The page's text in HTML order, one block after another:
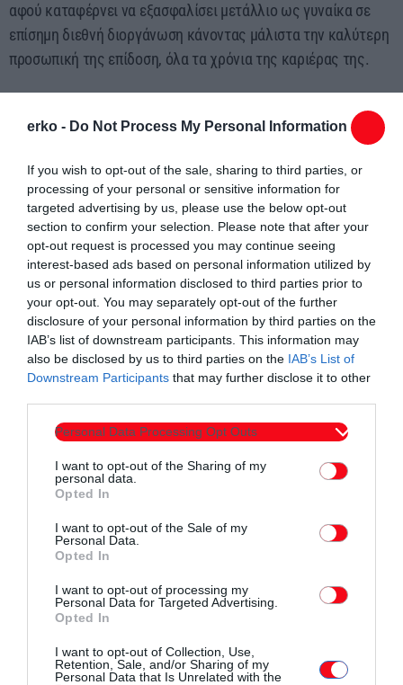
erko - Do Not Process My Personal Information
If you wish to opt-out of the sale, sharing to third parties, or
processing of your personal or sensitive information for
targeted advertising by us, please use the below opt-out
section to confirm your selection. Please note that after your
opt-out request is processed you may continue seeing
interest-based ads based on personal information utilized by
us or personal information disclosed to third parties prior to
your opt-out. You may separately opt-out of the further
disclosure of your personal information by third parties on the
IAB’s list of downstream participants. This information may
also be disclosed by us to third parties on the IAB’s List of
Downstream Participants that may further disclose it to other
Personal Data Processing Opt Outs
I want to opt-out of the Sharing of my
personal data.
Opted In
I want to opt-out of the Sale of my
Personal Data.
Opted In
I want to opt-out of processing my
Personal Data for Targeted Advertising.
Opted In
I want to opt-out of Collection, Use,
Retention, Sale, and/or Sharing of my
Personal Data that Is Unrelated with the
αφού καταφέρνει να εξασφαλίσει μετάλλιο ως γυναίκα σε
επίσημη διεθνή διοργάνωση κάνοντας μάλιστα την καλύτερη
προσωπική της επίδοση, όλα τα χρόνια της καριέρας της.
Συντάχθηκε από: ERKO.GR
email
Σχετικά άρθρα
Αθλητικά